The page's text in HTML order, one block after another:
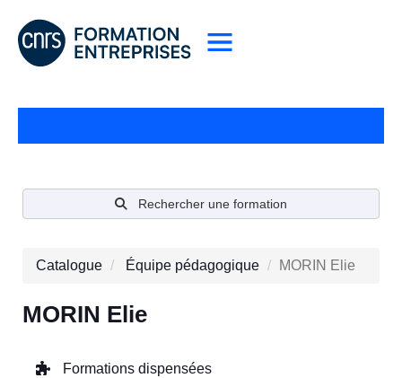
Rechercher une formation
Catalogue Équipe pédagogique MORIN Elie
MORIN Elie
Formations dispensées